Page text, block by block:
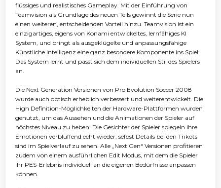
flüssiges und realistisches Gameplay. Mit der Einführung von
Teamvision als Grundlage des neuen Teils gewinnt die Serie nun
einen weiteren, entscheidenden Vorteil hinzu. Teamvision ist ein
einzigartiges, eigens von Konami entwickeltes, lernfähiges KI
System, und bringt als ausgeklügelte und anpassungsfähige
Künstliche Intelligenz eine ganz besondere Komponente ins Spiel:
Das System lernt und passt sich dem individuellen Stil des Spielers
an.
Die Next Generation Versionen von Pro Evolution Soccer 2008
wurde auch optisch erheblich verbessert und weiterentwickelt. Die
High Definition-Möglichkeiten der Hardware-Plattformen wurden
genutzt, um das Aussehen und die Animationen der Spieler auf
höchstes Niveau zu heben: Die Gesichter der Spieler spiegeln ihre
Emotionen verblüffend echt wieder; selbst Details bei den Trikots
sind im Spielverlauf zu sehen. Alle „Next Gen“ Versionen profitieren
zudem von einem ausführlichen Edit Modus, mit dem die Spieler
ihr PES-Erlebnis individuell an die eigenen Bedürfnisse anpassen
können.